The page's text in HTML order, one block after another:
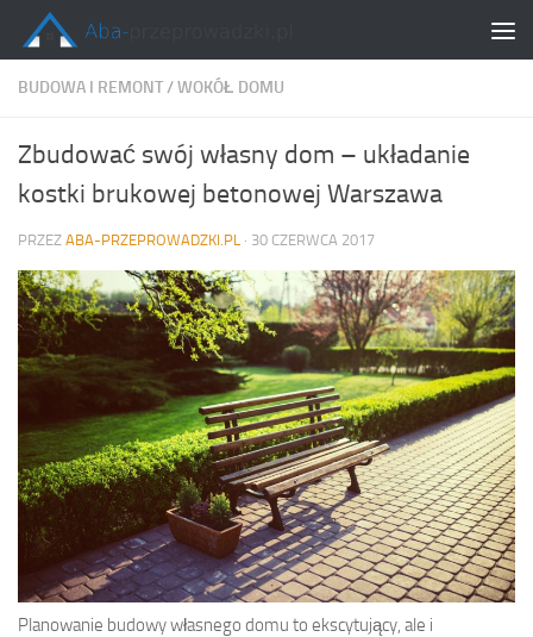
Skip to content
BUDOWA I REMONT/WOKÓŁ DOMU
Zbudować swój własny dom – układanie
kostki brukowej betonowej Warszawa
PRZEZ ABA-PRZEPROWADZKI.PL · 30 CZERWCA 2017
Planowanie budowy własnego domu to ekscytujący, ale i